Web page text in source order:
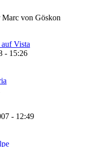
Marc von Göskon
Vista
- 15:26
- 12:49